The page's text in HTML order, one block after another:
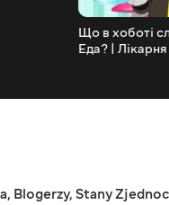
Що в хоботі
Еда? | Лікарня
, Blogerzy, Stany